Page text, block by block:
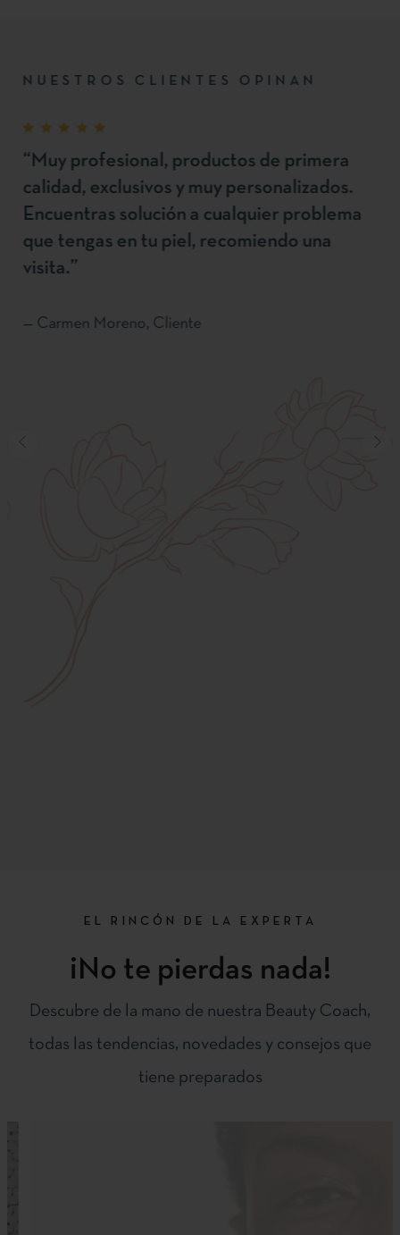
NUESTROS CLIENTES OPINAN
“Muy profesional, productos de primera
calidad, exclusivos y muy personalizados.
Encuentras solución a cualquier problema
que tengas en tu piel, recomiendo una
visita.”
— Carmen Moreno, Cliente
EL RINCÓN DE LA EXPERTA
¡No te pierdas nada!
Descubre de la mano de nuestra Beauty Coach,
todas las tendencias, novedades y consejos que
tiene preparados